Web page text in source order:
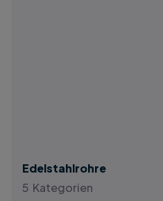
Edelstahlrohre
5 Kategorien